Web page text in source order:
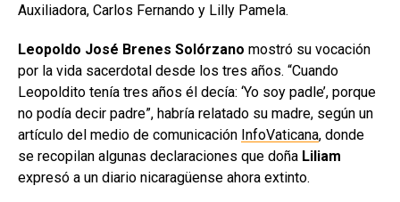
Auxiliadora, Carlos Fernando y Lilly Pamela.
Leopoldo José Brenes Solórzano mostró su vocación
por la vida sacerdotal desde los tres años. “Cuando
Leopoldito tenía tres años él decía: ‘Yo soy padle’, porque
no podía decir padre”, habría relatado su madre, según un
artículo del medio de comunicación InfoVaticana, donde
se recopilan algunas declaraciones que doña Liliam
expresó a un diario nicaragüense ahora extinto.